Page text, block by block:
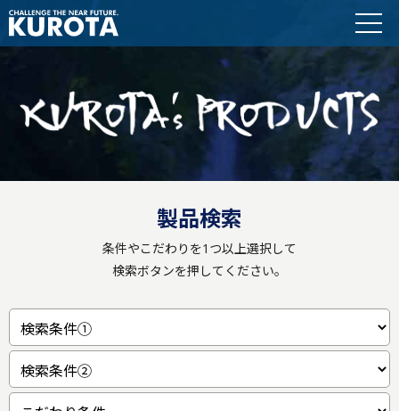
製品検索
条件やこだわりを1つ以上選択して
検索ボタンを押してください。